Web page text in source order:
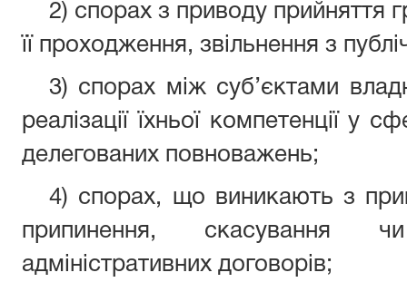
2) спорах з приводу прийняття
її проходження, звільнення з
3) спорах між суб’єктами
реалізації їхньої компетенції у
делегованих повноважень;
4) спорах, що виникають з
припинення, скасування
адміністративних договорів;